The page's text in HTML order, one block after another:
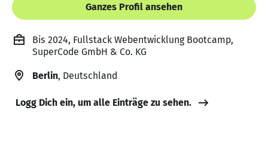
Ganzes Profil ansehen
Bis 2024, Fullstack Webentwicklung Bootcamp,
SuperCode GmbH & Co. KG
Berlin, Deutschland
Logg Dich ein, um alle Einträge zu sehen.